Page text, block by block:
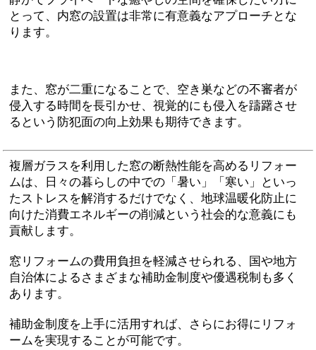
とって、内窓の設置は非常に有意義なアプローチとな
ります。
また、窓が二重になることで、 空き巣などの不審者が
侵入する時間を長引かせ、視覚的にも侵入を躊躇させ
るという防犯面の向上効果 も期待できます。
複層ガラスを利用した窓の断熱性能を高めるリフォー
ムは、日々の暮らしの中での 「暑い」「寒い」といっ
たストレスを解消するだけでなく、地球温暖化防止に
向けた消費エネルギーの削減という社会的な意義にも
貢献します。
窓リフォームの費用負担を軽減させられる、
国や地方
自治体によるさまざまな補助金制度や優遇税制 も多く
あります。
補助金制度を上手に活用すれば、さらにお得にリフォ
ームを実現することが可能です。